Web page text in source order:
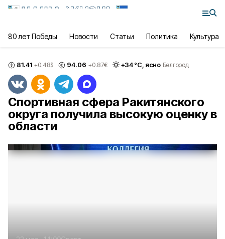
80 лет Победы Новости Статьи Политика Культура
81.41 +0.48$ 94.06 +0.87€ +34°С, ясно Белгород
Спортивная сфера Ракитянского
округа получила высокую оценку в
области